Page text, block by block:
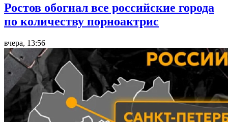
Ростов обогнал все российские города
по количеству порноактрис
вчера, 13:56